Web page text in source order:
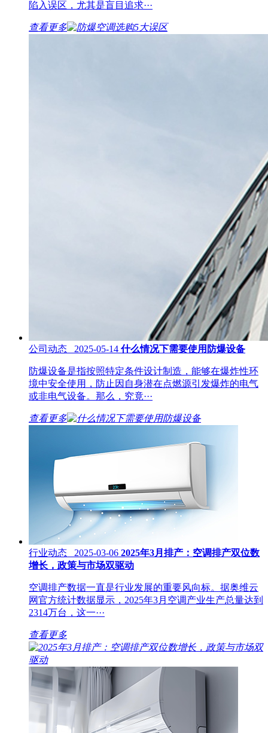
陷入误区，尤其是盲目追求···
查看更多
公司动态 2025-05-14 什么情况下需要使用防爆设备
防爆设备是指按照特定条件设计制造，能够在爆炸性环
境中安全使用，防止因自身潜在点燃源引发爆炸的电气
或非电气设备。那么，究竟···
查看更多
行业动态 2025-03-06 2025年3月排产：空调排产双位数
增长，政策与市场双驱动
空调排产数据一直是行业发展的重要风向标。据奥维云
网官方统计数据显示，2025年3月空调产业生产总量达到
2314万台，这一···
查看更多